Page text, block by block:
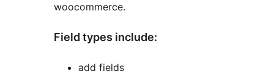
woocommerce.
Field types include:
add fields